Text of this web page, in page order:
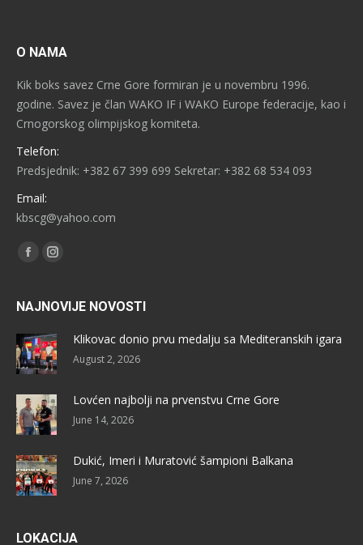
O NAMA
Kik boks savez Crne Gore formiran je u novembru 1996.
godine. Savez je član WAKO IF i WAKO Europe federacije, kao i
Crnogorskog olimpijskog komiteta.
Telefon:
Predsjednik: +382 67 399 699 Sekretar: +382 68 534 093
Email:
kbscg@yahoo.com
Find us on:
FacebookInstagram
NAJNOVIJE NOVOSTI
Klikovac donio prvu medalju sa Mediteranskih igara
August 2, 2026
Lovćen najbolji na prvenstvu Crne Gore
June 14, 2026
Dukić, Imeri i Muratović šampioni Balkana
June 7, 2026
LOKACIJA